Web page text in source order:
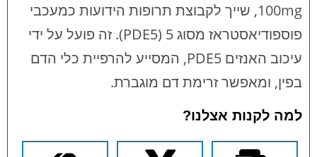
100mg, שייך לקבוצת תרופות הידועות כמעכבי
פוספודיאסטראז מסוג 5 (PDE5). זה פועל על ידי
עיכוב האנזים PDE5, המסייע להרפיית כלי הדם
בפין, ומאפשר זרימת דם מוגברת.
למה לקנות אצלנו?